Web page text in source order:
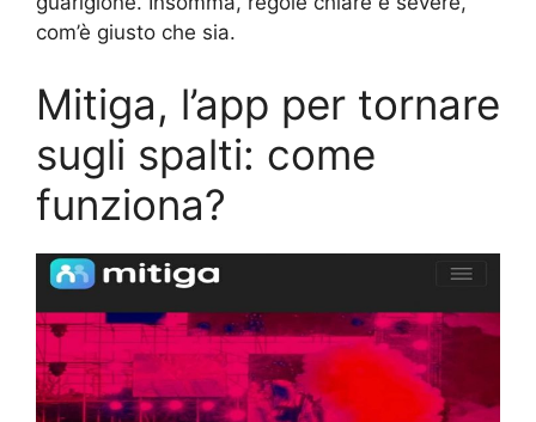
com’è giusto che sia.
Mitiga, l’app per tornare
sugli spalti: come
funziona?